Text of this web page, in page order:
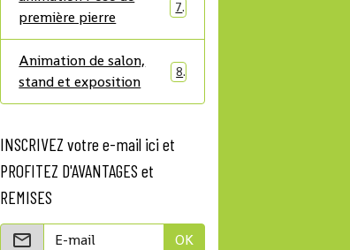
première pierre
7
Animation de salon,
stand et exposition
8
INSCRIVEZ votre e-mail ici et
PROFITEZ D'AVANTAGES et
REMISES
OK